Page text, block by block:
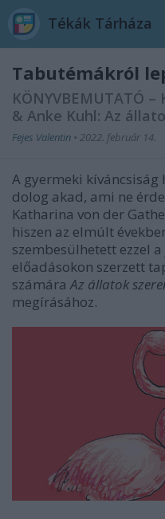
Tékák Tárháza
Tabutémákról
KÖNYVBEMUTATÓ
& Anke Kuhl: Az
Fejes Valentin • 2022. február 14.
A gyermeki kíváncsiság
dolog akad, ami ne
Katharina von der
hiszen az elmúlt
szembesülhetett ezzel
előadásokon szerzett
számáraAz állatok
megírásához.